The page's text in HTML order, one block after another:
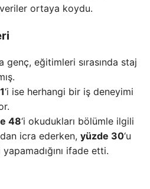
ortaya koydu.
genç, eğitimleri sırasında staj
‘i ise herhangi bir iş deneyimi
48‘i okudukları bölümle ilgili
icra ederken, yüzde 30‘u
ifade etti.